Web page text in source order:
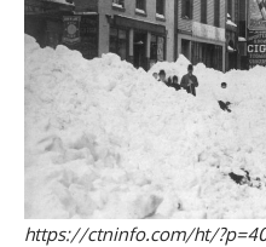
https://ctninfo.com/ht/